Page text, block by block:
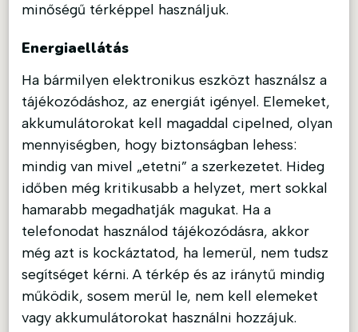
minőségű térképpel használjuk.
Energiaellátás
Ha bármilyen elektronikus eszközt használsz a
tájékozódáshoz, az energiát igényel. Elemeket,
akkumulátorokat kell magaddal cipelned, olyan
mennyiségben, hogy biztonságban lehess:
mindig van mivel „etetni” a szerkezetet. Hideg
időben még kritikusabb a helyzet, mert sokkal
hamarabb megadhatják magukat. Ha a
telefonodat használod tájékozódásra, akkor
még azt is kockáztatod, ha lemerül, nem tudsz
segítséget kérni. A térkép és az iránytű mindig
működik, sosem merül le, nem kell elemeket
vagy akkumulátorokat használni hozzájuk.